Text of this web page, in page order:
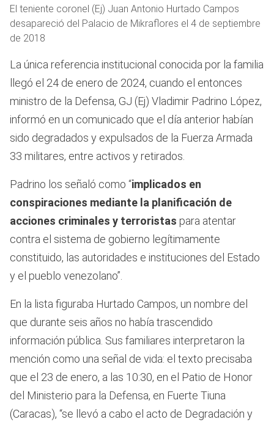
El teniente coronel (Ej) Juan Antonio Hurtado Campos
desapareció del Palacio de Mikraflores el 4 de septiembre
de 2018
La única referencia institucional conocida por la familia
llegó el 24 de enero de 2024, cuando el entonces
ministro de la Defensa, GJ (Ej) Vladimir Padrino López,
informó en un comunicado que el día anterior habían
sido degradados y expulsados de la Fuerza Armada
33 militares, entre activos y retirados.
Padrino los señaló como “implicados en
conspiraciones mediante la planificación de
acciones criminales y terroristas para atentar
contra el sistema de gobierno legítimamente
constituido, las autoridades e instituciones del Estado
y el pueblo venezolano”.
En la lista figuraba Hurtado Campos, un nombre del
que durante seis años no había trascendido
información pública. Sus familiares interpretaron la
mención como una señal de vida: el texto precisaba
que el 23 de enero, a las 10:30, en el Patio de Honor
del Ministerio para la Defensa, en Fuerte Tiuna
(Caracas), “se llevó a cabo el acto de Degradación y